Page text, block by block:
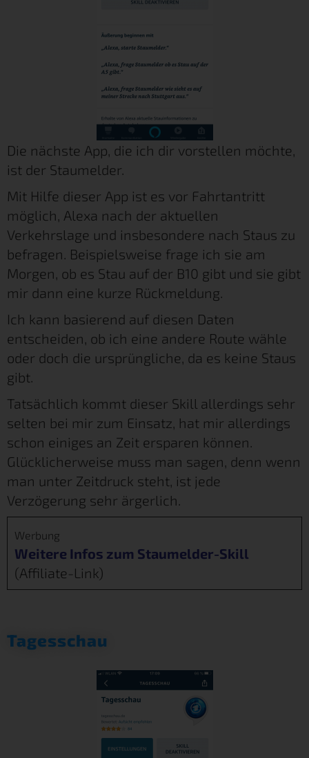
Die nächste App, die ich dir vorstellen möchte,
ist der Staumelder.
Mit Hilfe dieser App ist es vor Fahrtantritt
möglich, Alexa nach der aktuellen
Verkehrslage und insbesondere nach Staus zu
befragen. Beispielsweise frage ich sie am
Morgen, ob es Stau auf der B10 gibt und sie gibt
mir dann eine kurze Rückmeldung.
Ich kann basierend auf diesen Daten
entscheiden, ob ich eine andere Route wähle
oder doch die ursprüngliche, da es keine Staus
gibt.
Tatsächlich kommt dieser Skill allerdings sehr
selten bei mir zum Einsatz, hat mir allerdings
schon einiges an Zeit ersparen können.
Glücklicherweise muss man sagen, denn wenn
man unter Zeitdruck steht, ist jede
Verzögerung sehr ärgerlich.
Werbung
Weitere Infos zum Staumelder-Skill
(Affiliate-Link)
Tagesschau